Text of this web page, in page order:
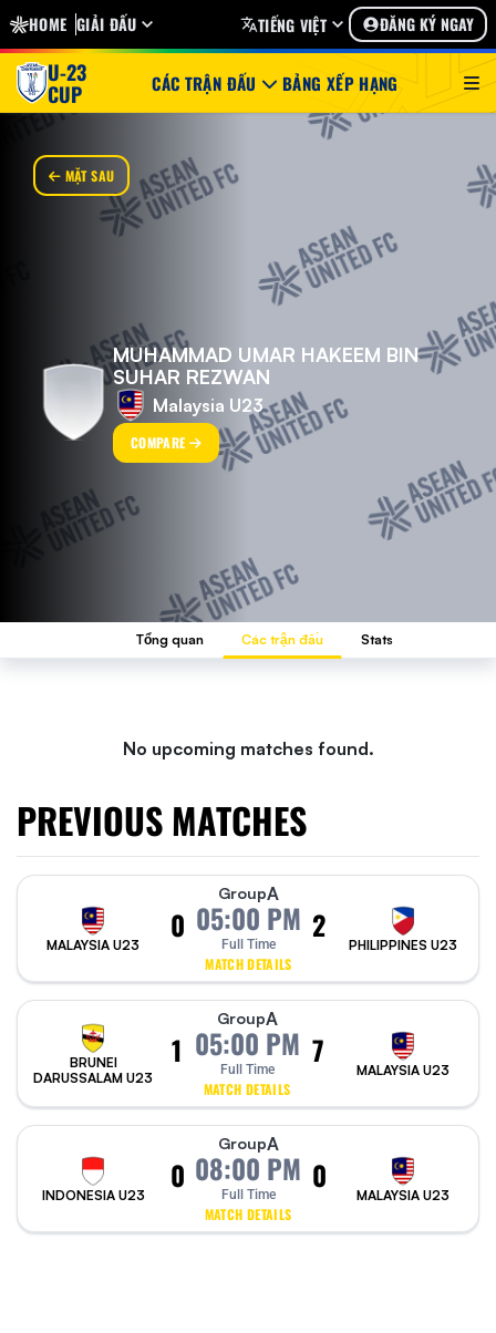
HOME GIẢI ĐẤU TIẾNG VIỆT ĐĂNG KÝ NGAY
U-23
CUP CÁC TRẬN ĐẤU BẢNG XẾP HẠNG
MẶT SAU
MUHAMMAD UMAR HAKEEM BIN
SUHAR REZWAN
Malaysia U23
COMPARE
Tổng quan Các trận đấu Stats
No upcoming matches found.
PREVIOUS MATCHES
MALAYSIA U23
0
GroupA
05:00 PM
Full Time
MATCH DETAILS
2
PHILIPPINES U23
BRUNEI
DARUSSALAM U23
1
GroupA
05:00 PM
Full Time
MATCH DETAILS
7
MALAYSIA U23
INDONESIA U23
0
GroupA
08:00 PM
Full Time
MATCH DETAILS
0
MALAYSIA U23